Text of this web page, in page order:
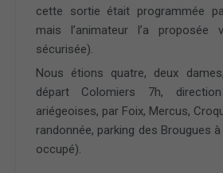
cette sortie était programmée
mais l’animateur l’a proposée
sécurisée).
Nous étions quatre, deux
départ Colomiers 7h,
ariégeoises, par Foix, Mercus,
randonnée, parking des Brougues
occupé).